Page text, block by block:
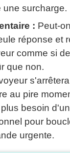
une surcharge.
: Peut-
réponse et
comme si
que non.
au pire
besoin
pour
urgente.